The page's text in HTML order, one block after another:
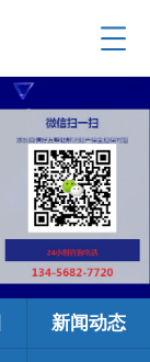
新闻动态